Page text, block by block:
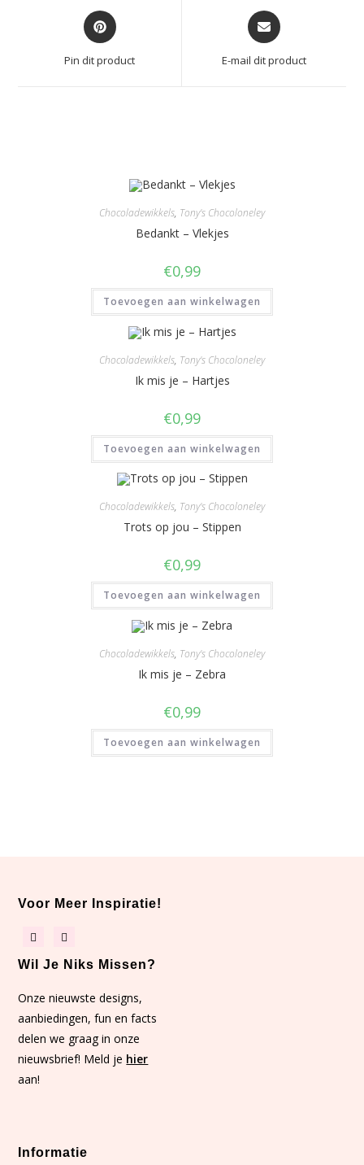
Opent
in
nieuw
Pin dit product
Opent
in
nieuw
E-mail dit product
Chocoladewikkels, Tony's Chocoloneley
Bedankt – Vlekjes
€0,99
Toevoegen aan winkelwagen
Chocoladewikkels, Tony's Chocoloneley
Ik mis je – Hartjes
€0,99
Toevoegen aan winkelwagen
Chocoladewikkels, Tony's Chocoloneley
Trots op jou – Stippen
€0,99
Toevoegen aan winkelwagen
Chocoladewikkels, Tony's Chocoloneley
Ik mis je – Zebra
€0,99
Toevoegen aan winkelwagen
Voor Meer Inspiratie!
Wil Je Niks Missen?
Onze nieuwste designs,
aanbiedingen, fun en facts
delen we graag in onze
nieuwsbrief! Meld je hier
aan!
Informatie